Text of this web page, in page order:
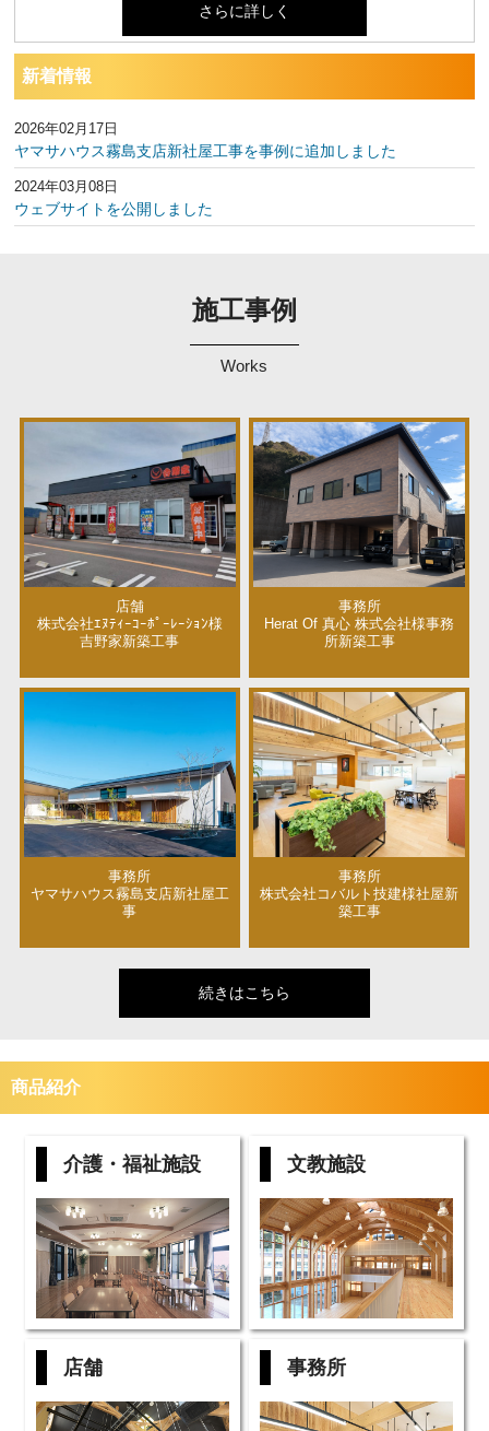
さらに詳しく
新着情報
2026年02月17日
ヤマサハウス霧島支店新社屋工事を事例に追加しました
2024年03月08日
ウェブサイトを公開しました
施工事例
Works
店舗
株式会社ｴﾇﾃｨｰｺｰﾎﾟｰﾚｰｼｮﾝ様
吉野家新築工事
事務所
Herat Of 真心 株式会社様事務
所新築工事
事務所
ヤマサハウス霧島支店新社屋工
事
事務所
株式会社コバルト技建様社屋新
築工事
続きはこちら
商品紹介
介護・福祉施設 文教施設
店舗 事務所